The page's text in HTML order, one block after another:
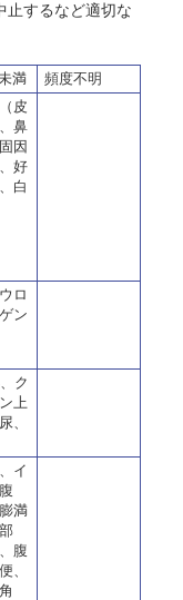
止するなど適切な
満
頻度不明
皮
鼻
因
好
白
ロ
ン
ク
上
、
イ
満
腹
、